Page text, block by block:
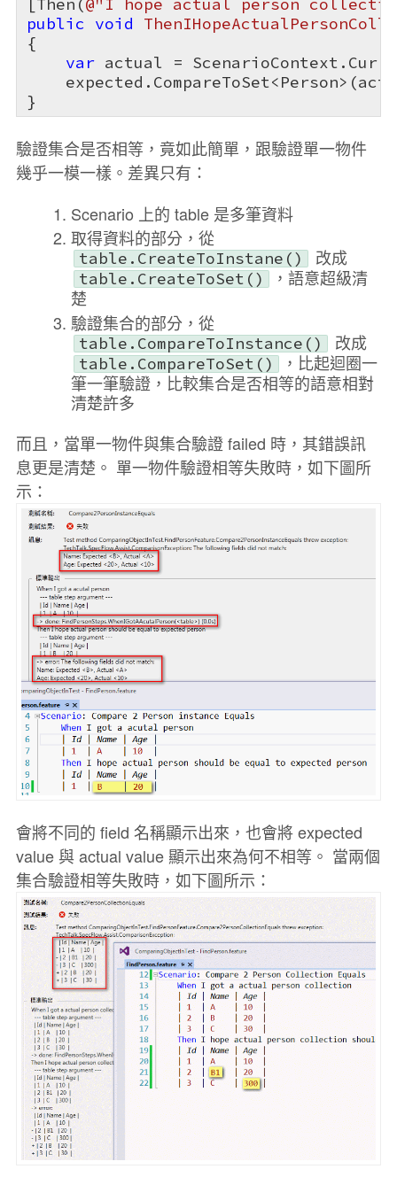
[Then(@"I hope actual person
public
void
{
var actual =
}
驗證集合是否相等，竟如此簡單，跟驗證單一物件
幾乎一模一樣。差異只有：
Scenario 上的 table 是多筆資料
取得資料的部分，從
table.CreateToInstane () 改成
table.CreateToSet ()
，語意超級清
楚
驗證集合的部分，從
table.CompareToInstance () 改成
table.CompareToSet ()
，比起迴圈一
筆一筆驗證，比較集合是否相等的語意相對
清楚許多
而且，當單一物件與集合驗證 failed 時，其錯誤訊
息更是清楚。 單一物件驗證相等失敗時，如下圖所
示：
會將不同的 field 名稱顯示出來，也會將 expected
value 與 actual value 顯示出來為何不相等。 當兩個
集合驗證相等失敗時，如下圖所示：